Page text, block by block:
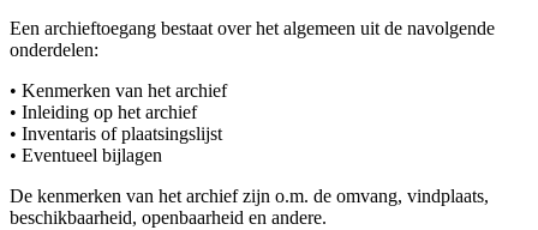
Een archieftoegang bestaat over het algemeen uit de navolgende
onderdelen:
• Kenmerken van het archief
• Inleiding op het archief
• Inventaris of plaatsingslijst
• Eventueel bijlagen
De kenmerken van het archief zijn o.m. de omvang, vindplaats,
beschikbaarheid, openbaarheid en andere.